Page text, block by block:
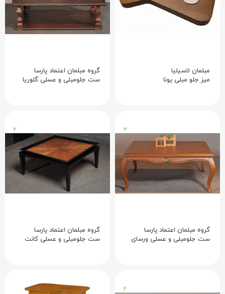
مبلمان لاسیلیا
میز جلو مبلی یونا
گروه مبلمان اعتماد پارسا
ست جلومبلی و عسلی گلوریا
۳
گروه مبلمان اعتماد پارسا
ست جلومبلی و عسلی ورسای
۲
گروه مبلمان اعتماد پارسا
ست جلومبلی و عسلی کانت
۲